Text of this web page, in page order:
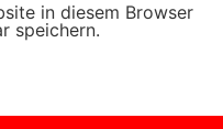
in diesem Browser
speichern.